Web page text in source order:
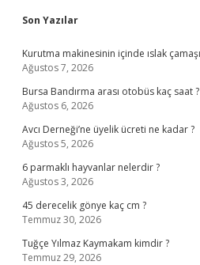
Sidebar
Son Yazılar
Kurutma makinesinin içinde ıslak
Ağustos 7, 2026
Bursa Bandırma arası otobüs kaç saat ?
Ağustos 6, 2026
Avcı Derneği’ne üyelik ücreti ne kadar ?
Ağustos 5, 2026
6 parmaklı hayvanlar nelerdir ?
Ağustos 3, 2026
45 derecelik gönye kaç cm ?
Temmuz 30, 2026
Tuğçe Yılmaz Kaymakam kimdir ?
Temmuz 29, 2026